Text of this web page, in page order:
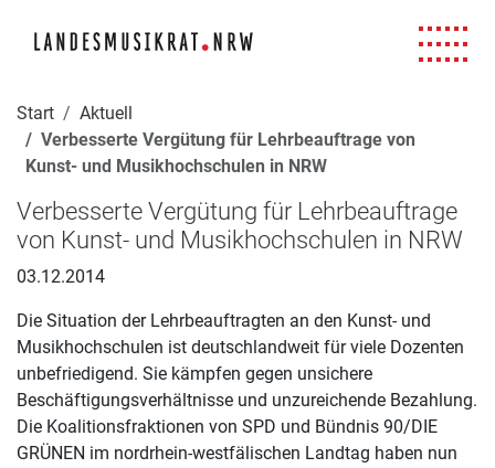
Start
Aktuell
Verbesserte Vergütung für Lehrbeauftrage von
Kunst- und Musikhochschulen in NRW
Verbesserte Vergütung für Lehrbeauftrage
von Kunst- und Musikhochschulen in NRW
03.12.2014
Die Situation der Lehrbeauftragten an den Kunst- und
Musikhochschulen ist deutschlandweit für viele Dozenten
unbefriedigend. Sie kämpfen gegen unsichere
Beschäftigungsverhältnisse und unzureichende Bezahlung.
Die Koalitionsfraktionen von SPD und Bündnis 90/DIE
GRÜNEN im nordrhein-westfälischen Landtag haben nun